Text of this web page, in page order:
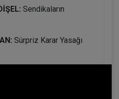
Sendikaların
Sürpriz Karar Yasağı